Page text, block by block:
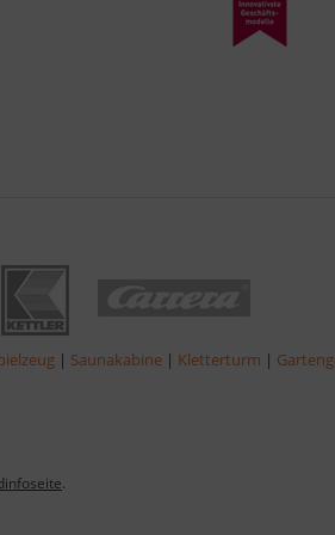
| Saunakabine | Kletterturm |
.